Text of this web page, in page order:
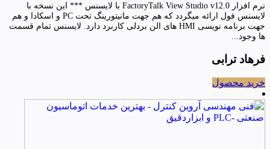
نرم افزار FactoryTalk View Studio v12.0 با لایسنس *** این نسخه با
لایسنس فول ارائه میگردد که هم جهت مانیتورینگ تحت PC و اسکادا و هم
جهت برنامه نویسی HMI های الن بردلی کاربرد دارد. لایسنس تمام قسمت
ها وجود...
فرهاد ترابی
خرید محصول